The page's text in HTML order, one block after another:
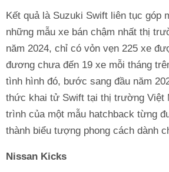
Kết quả là Suzuki Swift liên tục góp
những mẫu xe bán chậm nhất thị
năm 2024, chỉ có vỏn vẹn 225 xe
đương chưa đến 19 xe mỗi tháng
tình hình đó, bước sang đầu năm
thức khai tử Swift tại thị trường Việt
trình của một mẫu hatchback từng
thành biểu tượng phong cách dành
Nissan Kicks